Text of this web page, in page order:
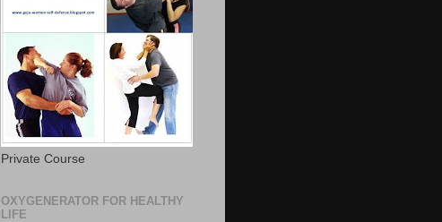
Private Course
OXYGENERATOR FOR HEALTHY
LIFE